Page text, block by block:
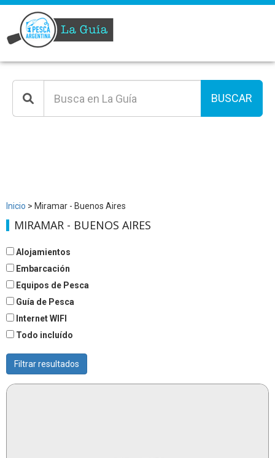
BUSCAR
Inicio > Miramar - Buenos Aires
MIRAMAR - BUENOS AIRES
Alojamientos
Embarcación
Equipos de Pesca
Guía de Pesca
Internet WIFI
Todo incluído
Filtrar resultados